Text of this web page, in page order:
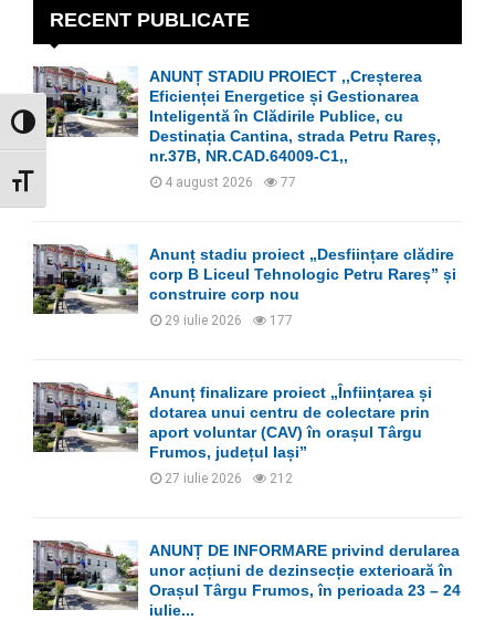
GLISOR NIVEL CONTRAST
GLISOR MĂRIME FONT
r
A
C
RECENT PUBLICATE
ANUNȚ STADIU PROIECT ,,Creșterea
Eficienței Energetice și Gestionarea
Inteligentă în Clădirile Publice, cu
Destinația Cantina, strada Petru Rareș,
nr.37B, NR.CAD.64009-C1,,
4 august 2026 77
Anunț stadiu proiect „Desființare clădire
corp B Liceul Tehnologic Petru Rareș” și
construire corp nou
29 iulie 2026 177
Anunț finalizare proiect „Înființarea și
dotarea unui centru de colectare prin
aport voluntar (CAV) în orașul Târgu
Frumos, județul Iași”
27 iulie 2026 212
ANUNȚ DE INFORMARE privind derularea
unor acțiuni de dezinsecție exterioară în
Orașul Târgu Frumos, în perioada 23 – 24
iulie...